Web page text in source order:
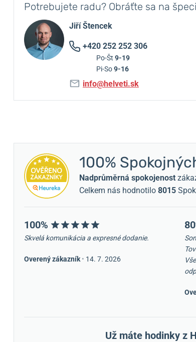
Potrebujete radu? Obráťte sa na
Jiří Štencek
+420 252 252 306
Po-Št 9-19
Pi-So9-16
info@helveti.sk
100%
Nadprůměrná spokojenost
Celkem nás hodnotilo 8015
100%
Skvelá komunikácia a expresné dodanie.
Overený zákazník • 14. 7. 2026
Už máte hodinky z